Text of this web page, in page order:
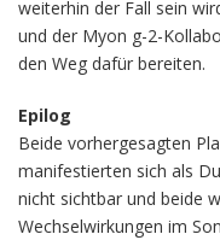
weiterhin der Fall sein
und der Myon g-2-
den Weg dafür bereiten.
Epilog
Beide vorhergesagten
manifestierten sich als
nicht sichtbar und beide
Wechselwirkungen im